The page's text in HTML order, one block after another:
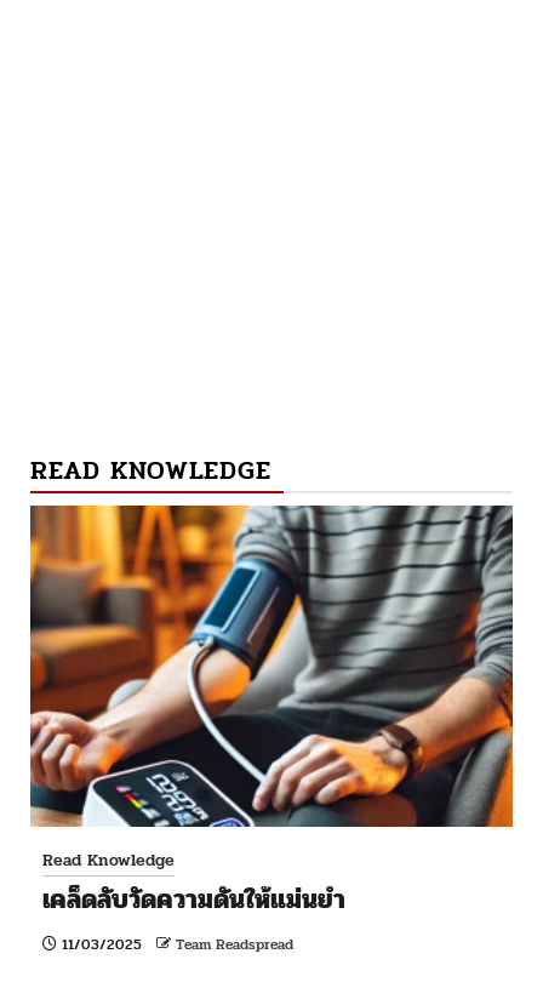
READ KNOWLEDGE
Read Knowledge
เคล็ดลับวัดความดันให้แม่นยำ
11/03/2025 Team Readspread